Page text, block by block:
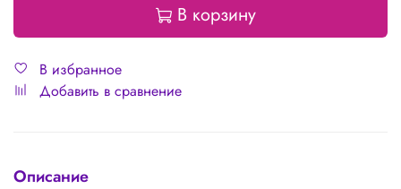
В корзину
В избранное
Добавить в сравнение
Описание